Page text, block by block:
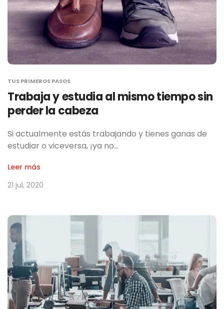
TUS PRIMEROS PASOS
Trabaja y estudia al mismo tiempo sin
perder la cabeza
Si actualmente estás trabajando y tienes ganas de
estudiar o viceversa, ¡ya no…
Leer más
21 jul, 2020